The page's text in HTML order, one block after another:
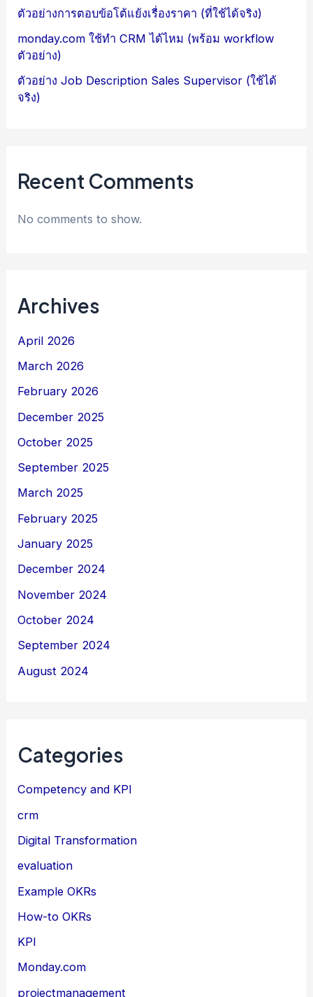
ตัวอย่างการตอบข้อโต้แย้งเรื่องราคา (ที่ใช้ได้จริง)
monday.com ใช้ทำ CRM ได้ไหม (พร้อม workflow
ตัวอย่าง)
ตัวอย่าง Job Description Sales Supervisor (ใช้ได้
จริง)
Recent Comments
No comments to show.
Archives
April 2026
March 2026
February 2026
December 2025
October 2025
September 2025
March 2025
February 2025
January 2025
December 2024
November 2024
October 2024
September 2024
August 2024
Categories
Competency and KPI
crm
Digital Transformation
evaluation
Example OKRs
How-to OKRs
KPI
Monday.com
projectmanagement